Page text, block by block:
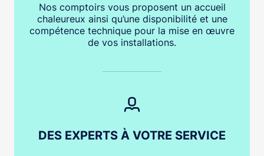
Nos comptoirs vous proposent un accueil
chaleureux ainsi qu’une disponibilité et une
compétence technique pour la mise en œuvre
de vos installations.
DES EXPERTS À VOTRE SERVICE